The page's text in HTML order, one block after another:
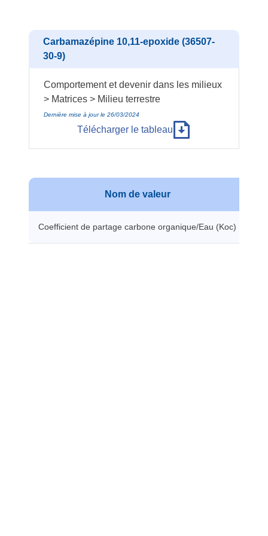
Carbamazépine 10,11-epoxide (36507-
30-9)
Comportement et devenir dans les milieux
> Matrices > Milieu terrestre
Dernière mise à jour le 26/03/2024
Télécharger le tableau
Nom de valeur
Coefficient de partage carbone organique/Eau (Koc)